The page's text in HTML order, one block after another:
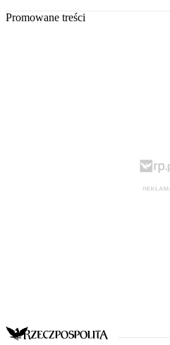
Promowane treści